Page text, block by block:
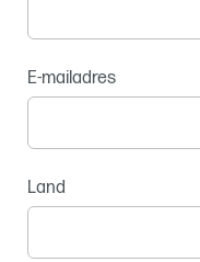
E-mailadres
Land